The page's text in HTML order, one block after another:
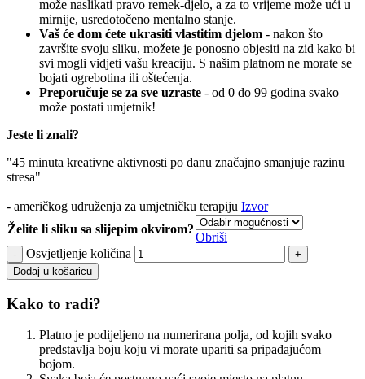
može naslikati pravo remek-djelo, a za to vrijeme može ući u
mirnije, usredotočeno mentalno stanje.
Vaš će dom ćete ukrasiti vlastitim djelom - nakon što
završite svoju sliku, možete je ponosno objesiti na zid kako bi
svi mogli vidjeti vašu kreaciju. S našim platnom ne morate se
bojati ogrebotina ili oštećenja.
Preporučuje se za sve uzraste - od 0 do 99 godina svako
može postati umjetnik!
Jeste li znali?
"45 minuta kreativne aktivnosti po danu značajno smanjuje razinu
stresa"
- američkog udruženja za umjetničku terapiju Izvor
Želite li sliku sa slijepim okvirom?
Obriši
Osvjetljenje količina
Dodaj u košaricu
Kako to radi?
Platno je podijeljeno na numerirana polja, od kojih svako
predstavlja boju koju vi morate upariti sa pripadajućom
bojom.